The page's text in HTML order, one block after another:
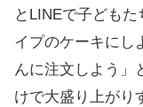
とLINEで子ども
イプのケーキに
んに注文しよう」
けで大盛り上がり